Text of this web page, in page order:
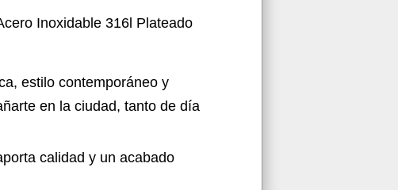
Inoxidable 316l Plateado
estilo contemporáneo y
en la ciudad, tanto de día
calidad y un acabado